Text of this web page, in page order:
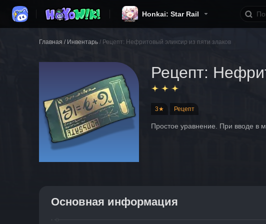
Honkai: Star Rail
Главная / Инвентарь / Рецепт: Нефритовый эликсир из пяти злаков
Рецепт:
3★ Рецепт
Простое уравнение. При вводе в
Основная информация